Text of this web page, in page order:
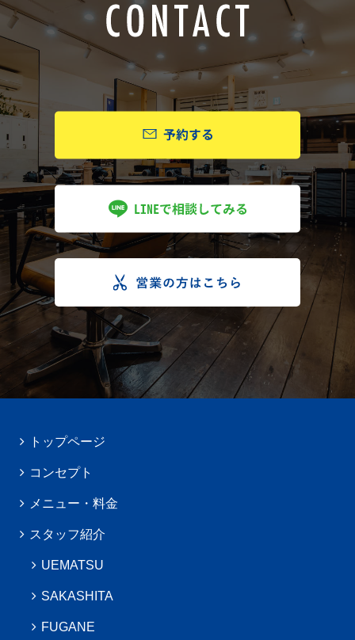
トップページ
コンセプト
メニュー・料金
スタッフ紹介
UEMATSU
SAKASHITA
FUGANE